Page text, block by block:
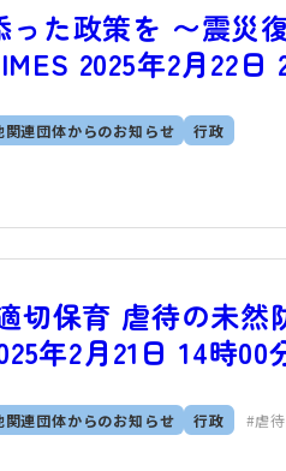
た政策を 〜震災
2025年2月22日
関連団体からのお知らせ 行政
切保育 虐待の未然
年2月21日 14時00
関連団体からのお知らせ 行政 虐待